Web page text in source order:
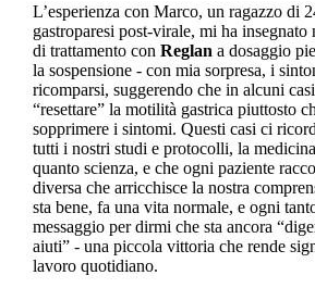
L’esperienza con Marco, un ragazzo di
gastroparesi post-virale, mi ha
di trattamento con Reglan a dosaggio
la sospensione - con mia sorpresa, i
ricomparsi, suggerendo che in alcuni
“resettare” la motilità gastrica piuttosto
sopprimere i sintomi. Questi casi ci
tutti i nostri studi e protocolli, la
quanto scienza, e che ogni paziente
diversa che arricchisce la nostra
sta bene, fa una vita normale, e ogni
messaggio per dirmi che sta ancora
aiuti” - una piccola vittoria che rende
lavoro quotidiano.